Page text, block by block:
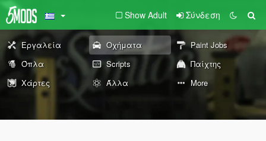
Show Adult Σύνδεση
Εργαλεία Οχήματα
Paint Jobs
Όπλα
Scripts
Παίχτης
Χάρτες
Άλλα More